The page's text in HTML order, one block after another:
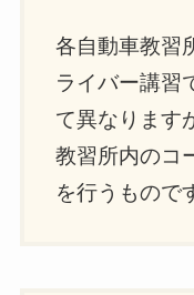
各自動車教習
ライバー講習
て異なります
教習所内のコ
を行うもので